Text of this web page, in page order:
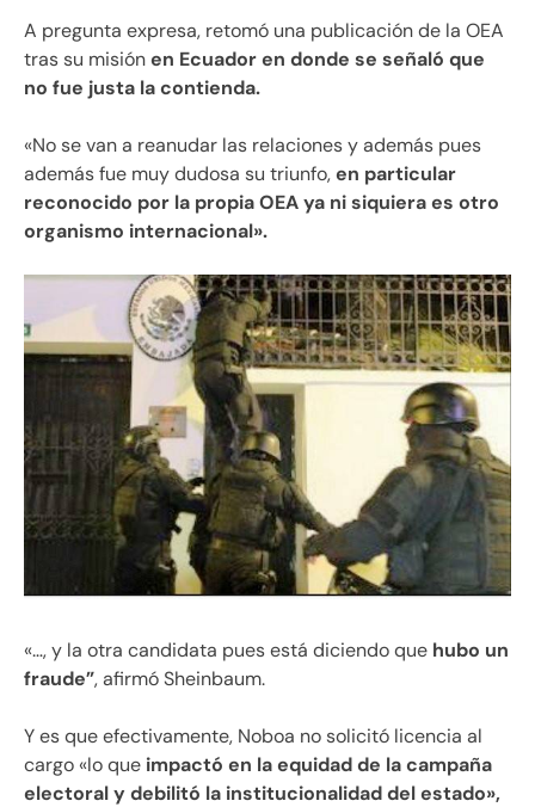
A pregunta expresa, retomó una publicación de la OEA
tras su misiónen Ecuador en donde se señaló que
no fue justa la contienda.
«No se van a reanudar las relaciones y además pues
además fue muy dudosa su triunfo,en particular
reconocido por la propia OEA ya ni siquiera es otro
organismo internacional».
«…, y la otra candidata pues está diciendo que hubo un
fraude”, afirmó Sheinbaum.
Y es que efectivamente, Noboa no solicitó licencia al
cargo «lo que impactó en la equidad de la campaña
electoral y debilitó la institucionalidad del estado»,